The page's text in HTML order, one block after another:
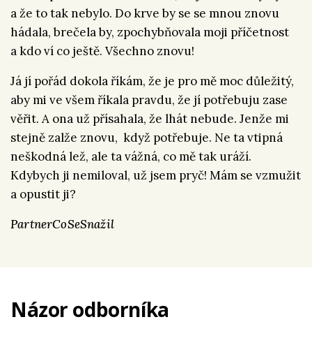
a že to tak nebylo. Do krve by se se mnou znovu
hádala, brečela by, zpochybňovala moji příčetnost
a kdo ví co ještě. Všechno znovu!
Já jí pořád dokola říkám, že je pro mě moc důležitý,
aby mi ve všem říkala pravdu, že jí potřebuju zase
věřit. A ona už přísahala, že lhát nebude. Jenže mi
stejně zalže znovu, když potřebuje. Ne ta vtipná
neškodná lež, ale ta vážná, co mě tak uráží.
Kdybych ji nemiloval, už jsem pryč! Mám se vzmužit
a opustit ji?
PartnerCoSeSnažil
Názor odborníka